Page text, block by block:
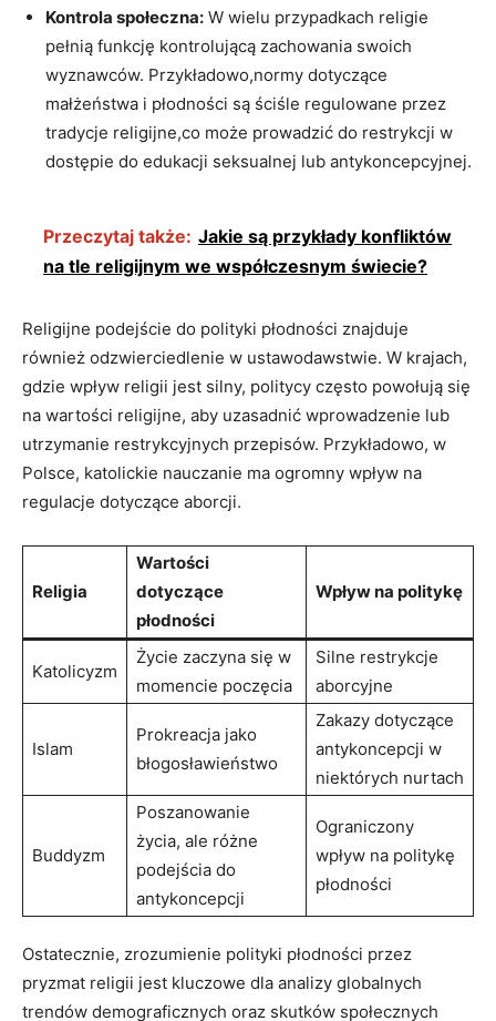
Kontrola społeczna: W‍ wielu⁢ przypadkach religie
pełnią funkcję kontrolującą zachowania swoich
wyznawców. Przykładowo,normy⁤ dotyczące
małżeństwa i‍ płodności⁤ są⁢ ściśle regulowane przez
tradycje religijne,co ⁣może prowadzić do restrykcji w
dostępie do edukacji seksualnej lub ⁤antykoncepcyjnej.
Przeczytaj także: Jakie są przykłady konfliktów
na tle religijnym we współczesnym świecie?
Religijne podejście‍ do polityki płodności znajduje
‌również‌ odzwierciedlenie w ustawodawstwie. W krajach,
gdzie wpływ religii jest silny, politycy często powołują się
na wartości ‌religijne, aby uzasadnić wprowadzenie lub
utrzymanie restrykcyjnych przepisów. ‌Przykładowo, w
Polsce, katolickie nauczanie ma⁣ ogromny wpływ na
regulacje dotyczące‌ aborcji.
Religia
Wartości​
dotyczące
płodności
Wpływ na politykę
Katolicyzm
Życie zaczyna się w‌
momencie poczęcia
Silne restrykcje
aborcyjne
Islam
Prokreacja​ jako
błogosławieństwo
Zakazy ​dotyczące⁤
antykoncepcji w
niektórych nurtach
Buddyzm
Poszanowanie
życia, ale⁤ różne
podejścia do
antykoncepcji
Ograniczony
wpływ na politykę
płodności
Ostatecznie,⁢ zrozumienie polityki płodności przez⁢
pryzmat religii jest kluczowe dla analizy globalnych
trendów demograficznych oraz skutków​ społecznych